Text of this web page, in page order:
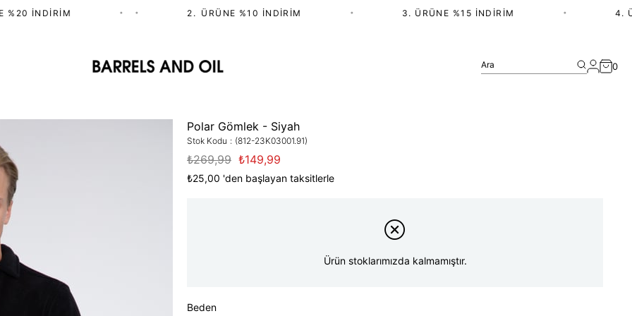
İNDIRIM • 2.⁠ ⁠ÜRÜNE %10 İNDIRIM 3. ÜRÜNE %15 İNDIRIM 4.
Ara 0
Polar Gömlek - Siyah
Stok Kodu (812-23K03001.91)
₺269,99 ₺149,99
₺25,00 'den başlayan taksitlerle
Ürün stoklarımızda kalmamıştır.
Beden